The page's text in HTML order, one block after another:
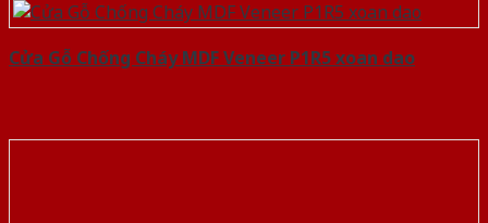
Cửa Gỗ Chống Cháy MDF Veneer P1R5 xoan dao